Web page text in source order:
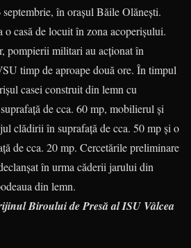
în orașul Băile Olănești.
o casă de locuit în zona acoperișului.
pompierii militari au acționat în
timp de aproape două ore. În timpul
casei construit din lemn cu
de cca. 60 mp, mobilierul și
clădirii în suprafață de cca. 50 mp și o
de cca. 20 mp. Cercetările preliminare
în urma căderii jarului din
din lemn.
Biroului de Presă al ISU Vâlcea